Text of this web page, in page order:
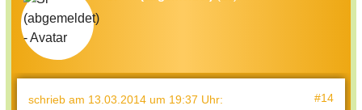
schrieb am 13.03.2014 um 19:37 Uhr: #14